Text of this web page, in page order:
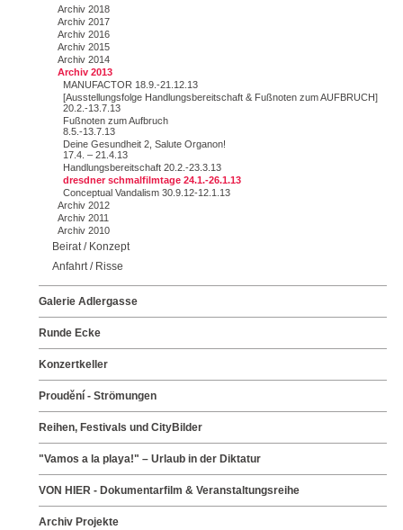
Archiv 2018
Archiv 2017
Archiv 2016
Archiv 2015
Archiv 2014
Archiv 2013
MANUFACTOR 18.9.-21.12.13
[Ausstellungsfolge Handlungsbereitschaft & Fußnoten zum AUFBRUCH]
20.2.-13.7.13
Fußnoten zum Aufbruch
8.5.-13.7.13
Deine Gesundheit 2, Salute Organon!
17.4. – 21.4.13
Handlungsbereitschaft 20.2.-23.3.13
dresdner schmalfilmtage 24.1.-26.1.13
Conceptual Vandalism 30.9.12-12.1.13
Archiv 2012
Archiv 2011
Archiv 2010
Beirat / Konzept
Anfahrt / Risse
Galerie Adlergasse
Runde Ecke
Konzertkeller
Proudění - Strömungen
Reihen, Festivals und CityBilder
"Vamos a la playa!" – Urlaub in der Diktatur
VON HIER - Dokumentarfilm & Veranstaltungsreihe
Archiv Projekte